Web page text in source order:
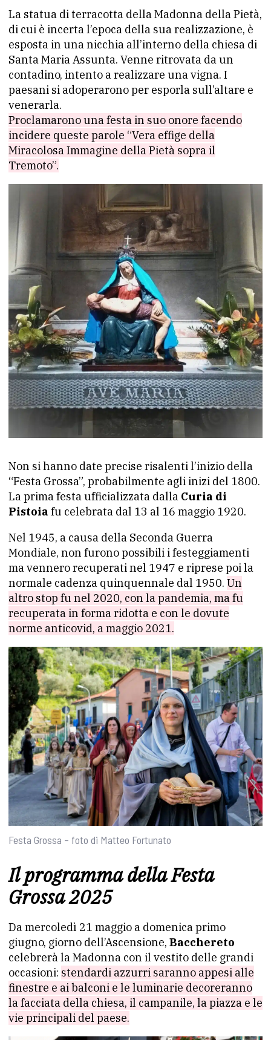
La statua di terracotta della Madonna della Pietà,
di cui è incerta l’epoca della sua realizzazione, è
esposta in una nicchia all’interno della chiesa di
Santa Maria Assunta. Venne ritrovata da un
contadino, intento a realizzare una vigna. I
paesani si adoperarono per esporla sull’altare e
venerarla.
Proclamarono una festa in suo onore facendo
incidere queste parole “Vera effige della
Miracolosa Immagine della Pietà sopra il
Tremoto”.
Non si hanno date precise risalenti l’inizio della
“Festa Grossa”, probabilmente agli inizi del 1800.
La prima festa ufficializzata dalla Curia di
Pistoia fu celebrata dal 13 al 16 maggio 1920.
Nel 1945, a causa della Seconda Guerra
Mondiale, non furono possibili i festeggiamenti
ma vennero recuperati nel 1947 e riprese poi la
normale cadenza quinquennale dal 1950. Un
altro stop fu nel 2020, con la pandemia, ma fu
recuperata in forma ridotta e con le dovute
norme anticovid, a maggio 2021.
Festa Grossa – foto di Matteo Fortunato
Il programma della Festa
Grossa 2025
Da mercoledì 21 maggio a domenica primo
giugno, giorno dell’Ascensione, Bacchereto
celebrerà la Madonna con il vestito delle grandi
occasioni: stendardi azzurri saranno appesi alle
finestre e ai balconi e le luminarie decoreranno
la facciata della chiesa, il campanile, la piazza e le
vie principali del paese.